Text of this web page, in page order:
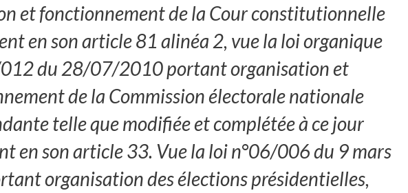
et fonctionnement de la Cour constitutionnelle
en son article 81 alinéa 2, vue la loi organique
du 28/07/2010 portant organisation et
de la Commission électorale nationale
telle que modifiée et complétée à ce jour
en son article 33. Vue la loi n°06/006 du 9 mars
organisation des élections présidentielles,